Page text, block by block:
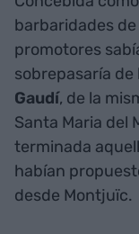
barbaridades de
promotores
sobrepasaría de
Gaudí, de la
Santa Maria del
terminada
habían
desde Montjuïc.